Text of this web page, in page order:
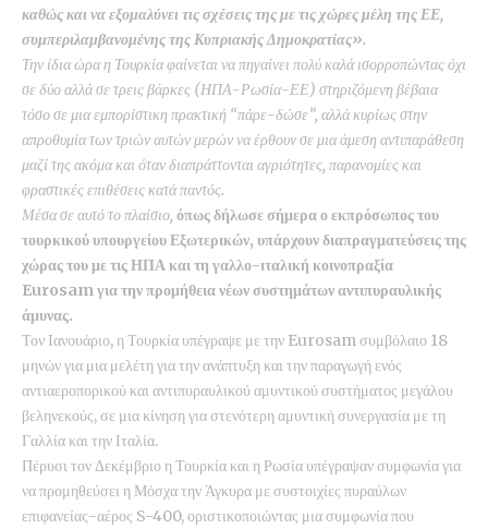
καθώς και να εξομαλύνει τις σχέσεις της με τις χώρες μέλη της ΕΕ,
συμπεριλαμβανομένης της Κυπριακής Δημοκρατίας».
Την ίδια ώρα η Τουρκία φαίνεται να πηγαίνει πολύ καλά ισορροπώντας όχι
σε δύο αλλά σε τρεις βάρκες (ΗΠΑ-Ρωσία-ΕΕ) στηριζόμενη βέβαια
τόσο σε μια εμπορίστικη πρακτική “πάρε-δώσε”, αλλά κυρίως στην
απροθυμία των τριών αυτών μερών να έρθουν σε μια άμεση αντιπαράθεση
μαζί της ακόμα και όταν διαπράττονται αγριότητες, παρανομίες και
φραστικές επιθέσεις κατά παντός.
Μέσα σε αυτό το πλαίσιο, όπως δήλωσε σήμερα ο εκπρόσωπος του
τουρκικού υπουργείου Εξωτερικών, υπάρχουν διαπραγματεύσεις της
χώρας του με τις ΗΠΑ και τη γαλλο-ιταλική κοινοπραξία
Eurosam για την προμήθεια νέων συστημάτων αντιπυραυλικής
άμυνας.
Τον Ιανουάριο, η Τουρκία υπέγραψε με την Eurosam συμβόλαιο 18
μηνών για μια μελέτη για την ανάπτυξη και την παραγωγή ενός
αντιαεροπορικού και αντιπυραυλικού αμυντικού συστήματος μεγάλου
βεληνεκούς, σε μια κίνηση για στενότερη αμυντική συνεργασία με τη
Γαλλία και την Ιταλία.
Πέρυσι τον Δεκέμβριο η Τουρκία και η Ρωσία υπέγραψαν συμφωνία για
να προμηθεύσει η Μόσχα την Άγκυρα με συστοιχίες πυραύλων
επιφανείας-αέρος S-400, οριστικοποιώντας μια συμφωνία που